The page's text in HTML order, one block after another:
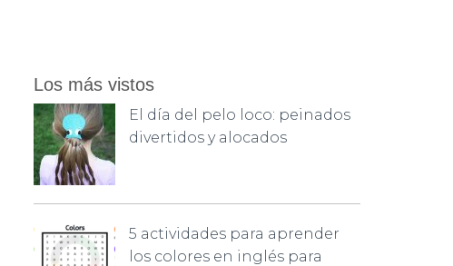
Los más vistos
El día del pelo loco: peinados
divertidos y alocados
5 actividades para aprender
los colores en inglés para